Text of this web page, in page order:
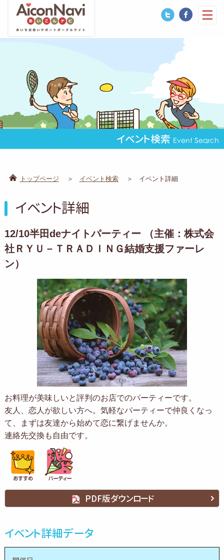
イベント検索 Event Search
トップページ イベント検索 イベント詳細
イベント詳細
12/10半田deナイトパーティー （主催：株式会
社ＲＹＵ－ＴＲＡＤＩＮＧ結婚支援ファーレ
ン）
お料理が美味しいと評判のお店でのパーティーです。
友人、恋人が欲しい方へ。気軽なパーティーで仲良くなっ
て、まずは友達から始めて恋に繋げませんか。
連絡先交換も自由です。
PDF版ダウンロード
イベント詳細データ